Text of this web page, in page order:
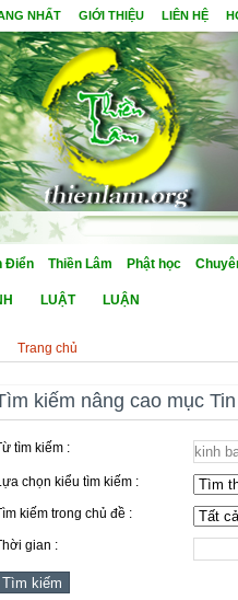
NHẤT GIỚI THIỆU LIÊN HỆ
Điển
LUẬT LUẬN
Thiền Lâm Phật học
Trang chủ
kiếm nâng cao mục
tìm kiếm :
chọn kiểu tìm kiếm :
kiếm trong chủ đề :
gian :